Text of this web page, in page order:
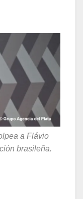
a Flávio
brasileña.